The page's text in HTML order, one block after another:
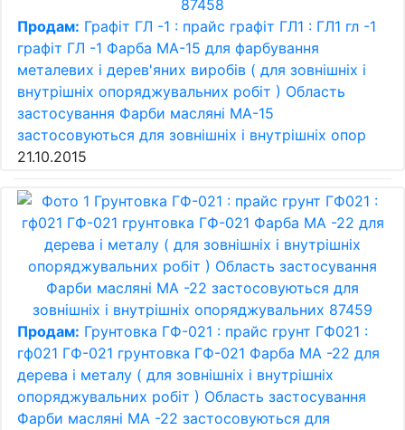
Продам: Графіт ГЛ -1 : прайс графіт ГЛ1 : ГЛ1 гл -1
графіт ГЛ -1 Фарба МА-15 для фарбування
металевих і дерев'яних виробів ( для зовнішніх і
внутрішніх опоряджувальних робіт ) Область
застосування Фарби масляні МА-15
застосовуються для зовнішніх і внутрішніх опор
21.10.2015
Продам: Грунтовка ГФ-021 : прайс грунт ГФ021 :
гф021 ГФ-021 грунтовка ГФ-021 Фарба МА -22 для
дерева і металу ( для зовнішніх і внутрішніх
опоряджувальних робіт ) Область застосування
Фарби масляні МА -22 застосовуються для